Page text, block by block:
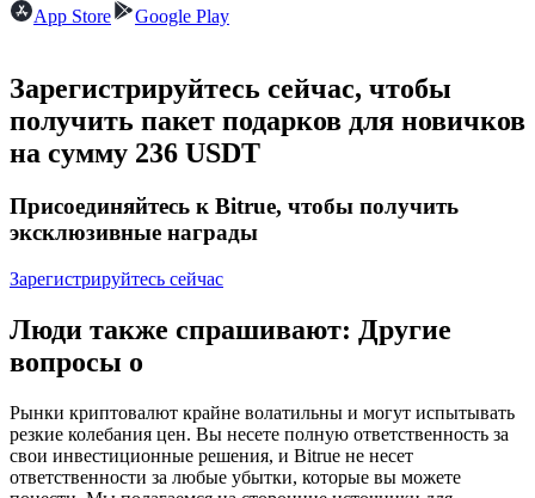
Фьючерсы с использованием USDC в качестве
Копирование торговли
Присоединяйтесь к лучшим трейдерам
App Store
Google Play
Зарегистрируйтесь сейчас, чтобы
получить пакет подарков для новичков
на сумму 236 USDT
Присоединяйтесь к Bitrue, чтобы получить
эксклюзивные награды
Зарегистрируйтесь сейчас
Люди также спрашивают: Другие
вопросы о
Рынки криптовалют крайне волатильны и могут испытывать
резкие колебания цен. Вы несете полную ответственность за
свои инвестиционные решения, и Bitrue не несет
ответственности за любые убытки, которые вы можете